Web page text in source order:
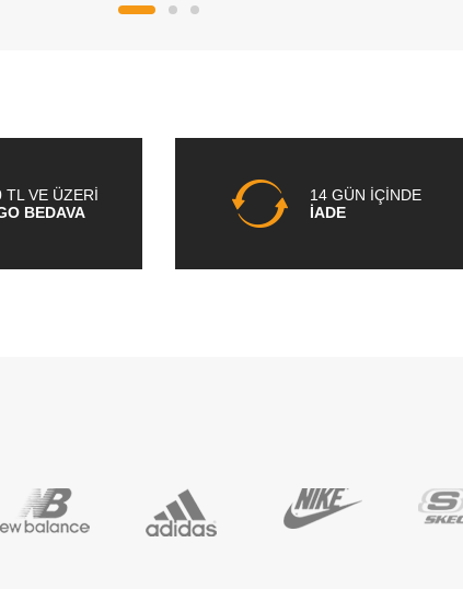
TL VE ÜZERİ
BEDAVA
14 GÜN İÇİNDE
İADE